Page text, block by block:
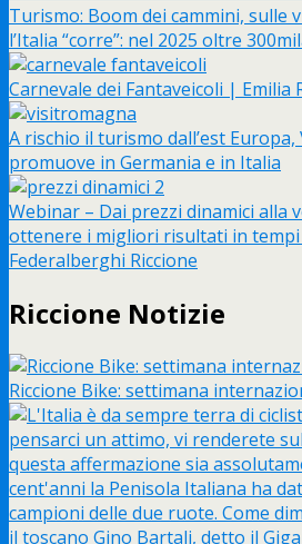
Turismo: Boom dei cammini, sulle
l’Italia “corre”: nel 2025 oltre
Carnevale dei Fantaveicoli | Emilia
A rischio il turismo dall’est Europa,
promuove in Germania e in Italia
Webinar – Dai prezzi dinamici alla
ottenere i migliori risultati in tempi
Federalberghi Riccione
Riccione Notizie
Riccione Bike: settimana